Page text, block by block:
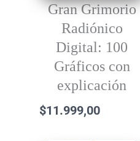
Gran Grimorio
Radiónico
Digital: 100
Gráficos con
explicación
$11.999,00